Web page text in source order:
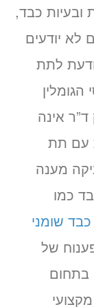
ובעיות כבד,
לא יודעים
לתת
אינה
עם תת
מענה
כמו
כבד שומני
של
בתחום